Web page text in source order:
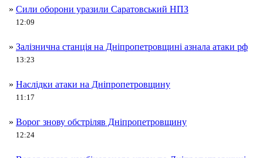
» Сили оборони уразили Саратовський НПЗ
12:09
» Залізнична станція на Дніпропетровщині азнала атаки рф
13:23
» Наслідки атаки на Дніпропетровщину
11:17
» Ворог знову обстріляв Дніпропетровщину
12:24